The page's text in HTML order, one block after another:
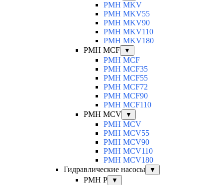
PMH MKV
PMH MKV55
PMH MKV90
PMH MKV110
PMH MKV180
PMH MCF
▼
PMH MCF
PMH MCF35
PMH MCF55
PMH MCF72
PMH MCF90
PMH MCF110
PMH MCV
▼
PMH MCV
PMH MCV55
PMH MCV90
PMH MCV110
PMH MCV180
Гидравлические насосы
▼
PMH P ▼